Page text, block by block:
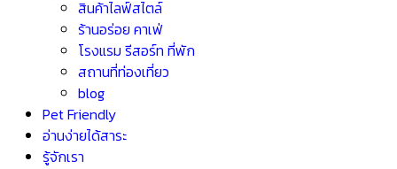
สินค้าไลฟ์สไตล์
ร้านอร่อย คาเฟ่
โรงแรม รีสอร์ท ที่พัก
สถานที่ท่องเที่ยว
blog
Pet Friendly
อ่านง่ายได้สาระ
รู้จักเรา